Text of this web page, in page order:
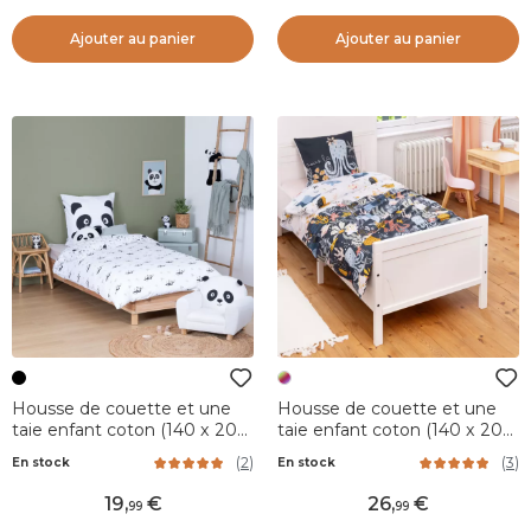
Ajouter au panier Ajouter au panier
Housse de couette et une
taie enfant coton (140 x 200
En stock (2)
19,99
Housse de couette et une
taie enfant coton (140 x 200
En stock (3)
26,99